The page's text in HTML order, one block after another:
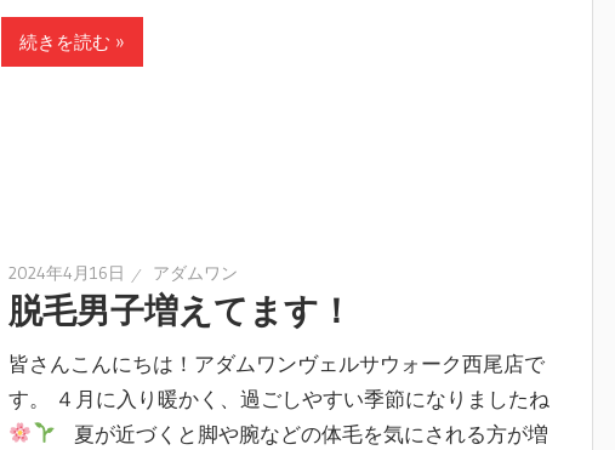
続きを読む »
2024年4月16日 アダムワン
脱毛男子増えてます！
皆さんこんにちは！アダムワンヴェルサウォーク西尾店で
す。 ４月に入り暖かく、過ごしやすい季節になりましたね
夏が近づくと脚や腕などの体毛を気にされる方が増